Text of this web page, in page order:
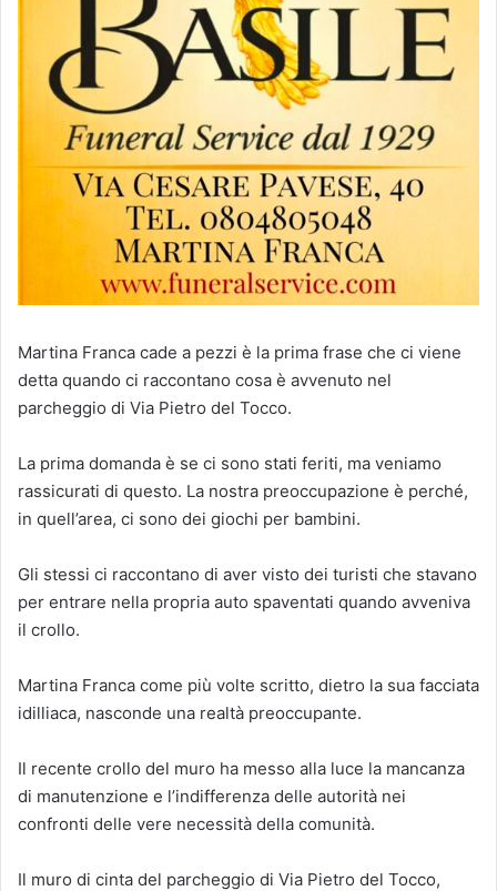
Martina Franca cade a pezzi è la prima frase che ci viene
detta quando ci raccontano cosa è avvenuto nel
parcheggio di Via Pietro del Tocco.
La prima domanda è se ci sono stati feriti, ma veniamo
rassicurati di questo. La nostra preoccupazione è perché,
in quell’area, ci sono dei giochi per bambini.
Gli stessi ci raccontano di aver visto dei turisti che stavano
per entrare nella propria auto spaventati quando avveniva
il crollo.
Martina Franca come più volte scritto, dietro la sua facciata
idilliaca, nasconde una realtà preoccupante.
Il recente crollo del muro ha messo alla luce la mancanza
di manutenzione e l’indifferenza delle autorità nei
confronti delle vere necessità della comunità.
Il muro di cinta del parcheggio di Via Pietro del Tocco,